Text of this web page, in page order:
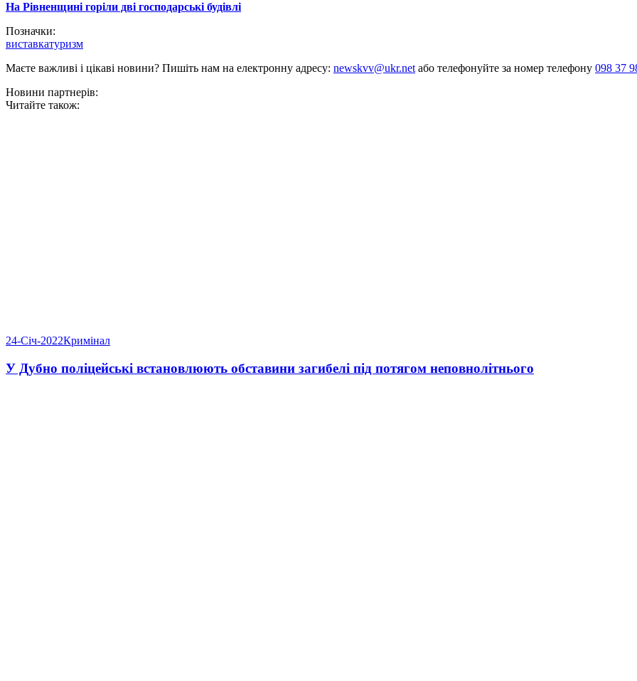
На Рівненщині горіли дві господарські будівлі
Позначки:
виставкатуризм
Маєте важливі і цікаві новини? Пишіть нам на електронну адресу: newskvv@ukr.netабо телефонуйте за номер телефону 098 37
Новини партнерів:
Читайте також:
24-Січ-2022Кримінал
У Дубно поліцейські встановлюють обставини загибелі під потягом неповнолітнього